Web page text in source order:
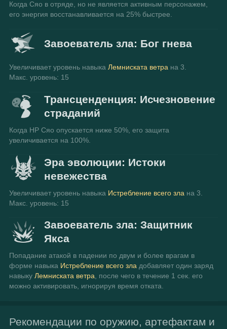
Когда Сяо в отряде, но не является активным персонажем,
его энергия восстанавливается на 25% быстрее.
Завоеватель зла: Бог гнева
Увеличивает уровень навыка Лемниската ветра на 3.
Макс. уровень: 15
Трансценденция: Исчезновение
страданий
Когда HP Сяо опускается ниже 50%, его защита
увеличивается на 100%.
Эра эволюции: Истоки
невежества
Увеличивает уровень навыка Истребление всего зла на 3.
Макс. уровень: 15
Завоеватель зла: Защитник
Якса
Попадание атакой в падении по двум и более врагам в
форме навыка Истребление всего зла добавляет один заряд
навыку Лемниската ветра , после чего в течение 1 сек. его
можно активировать, игнорируя время отката.
Рекомендации по оружию, артефактам и